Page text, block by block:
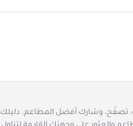
وشارك أفضل المطاعم. دليلك